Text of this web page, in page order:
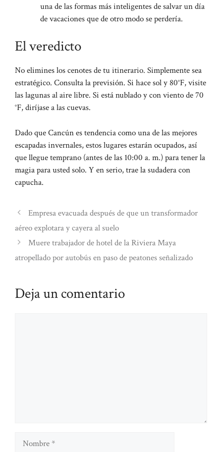
una de las formas más inteligentes de salvar un día
de vacaciones que de otro modo se perdería.
El veredicto
No elimines los cenotes de tu itinerario. Simplemente sea
estratégico. Consulta la previsión. Si hace sol y 80°F, visite
las lagunas al aire libre. Si está nublado y con viento de 70
°F, diríjase a las cuevas.
Dado que Cancún es tendencia como una de las mejores
escapadas invernales, estos lugares estarán ocupados, así
que llegue temprano (antes de las 10:00 a. m.) para tener la
magia para usted solo. Y en serio, trae la sudadera con
capucha.
Empresa evacuada después de que un transformador
aéreo explotara y cayera al suelo
Muere trabajador de hotel de la Riviera Maya
atropellado por autobús en paso de peatones señalizado
Deja un comentario
Nombre